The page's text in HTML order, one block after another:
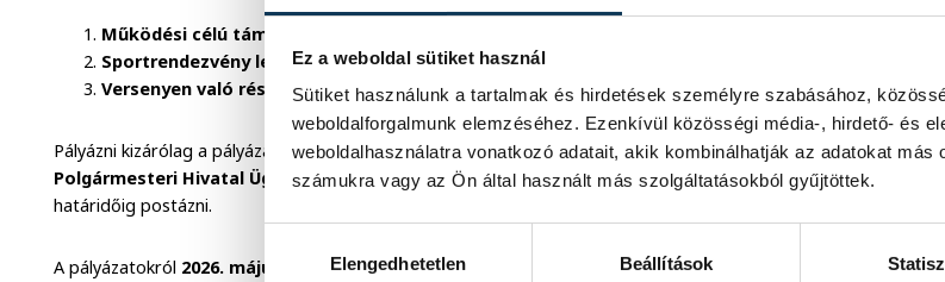
Ez a weboldal sütiket használ
Sütiket használunk a tartalmak és hirdetések személyre szabásához,
weboldalforgalmunk elemzéséhez. Ezenkívül közösségi média-, hirdető- és
weboldalhasználatra vonatkozó adatait, akik kombinálhatják az adatokat
számukra vagy az Ön által használt más szolgáltatásokból gyűjtöttek.
Elengedhetetlen
Beállítások
Működési célú támogatás
Sportrendezvény lebonyolítása
Versenyen való részvétel támogatása
Pályázni kizárólag a pályázati kiírás űrlapjának kitöltésével lehet, amelyet2026. április 30-ig a
Polgármesteri Hivatal Ügyfélszolgálati Irodájánszemélyesen kell benyújtani vagy ugyanezen
határidőig postázni.
A pályázatokról 2026. május 31-ig születik döntés, amelynek
eredményéről írásban kapnak